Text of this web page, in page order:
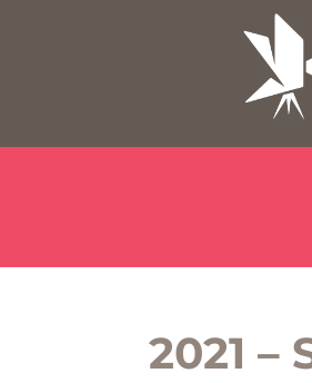
2021